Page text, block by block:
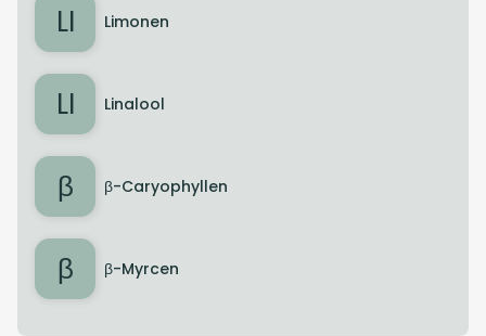
LI Limonen
LI Linalool
β β-Caryophyllen
β β-Myrcen